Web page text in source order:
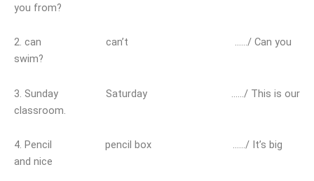
you from?
2. can can’t ……/ Can you
swim?
3. Sunday Saturday ……/ This is our
classroom.
4. Pencil pencil box ……/ It’s big
and nice